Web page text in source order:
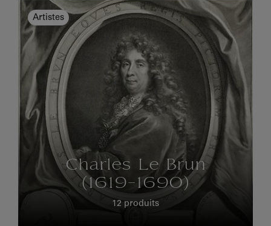
Artistes
Charles Le Brun
(1619-1690)
12 produits